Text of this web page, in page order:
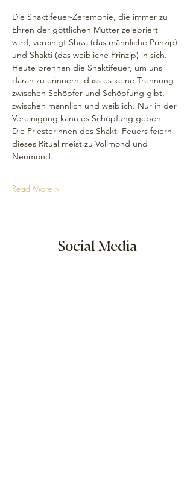
Die Shaktifeuer-Zeremonie, die immer zu
Ehren der göttlichen Mutter zelebriert
wird, vereinigt Shiva (das männliche Prinzip)
und Shakti (das weibliche Prinzip) in sich.
Heute brennen die Shaktifeuer, um uns
daran zu erinnern, dass es keine Trennung
zwischen Schöpfer und Schöpfung gibt,
zwischen männlich und weiblich. Nur in der
Vereinigung kann es Schöpfung geben.
Die Priesterinnen des Shakti-Feuers feiern
dieses Ritual meist zu Vollmond und
Neumond.
Read More >
Social Media